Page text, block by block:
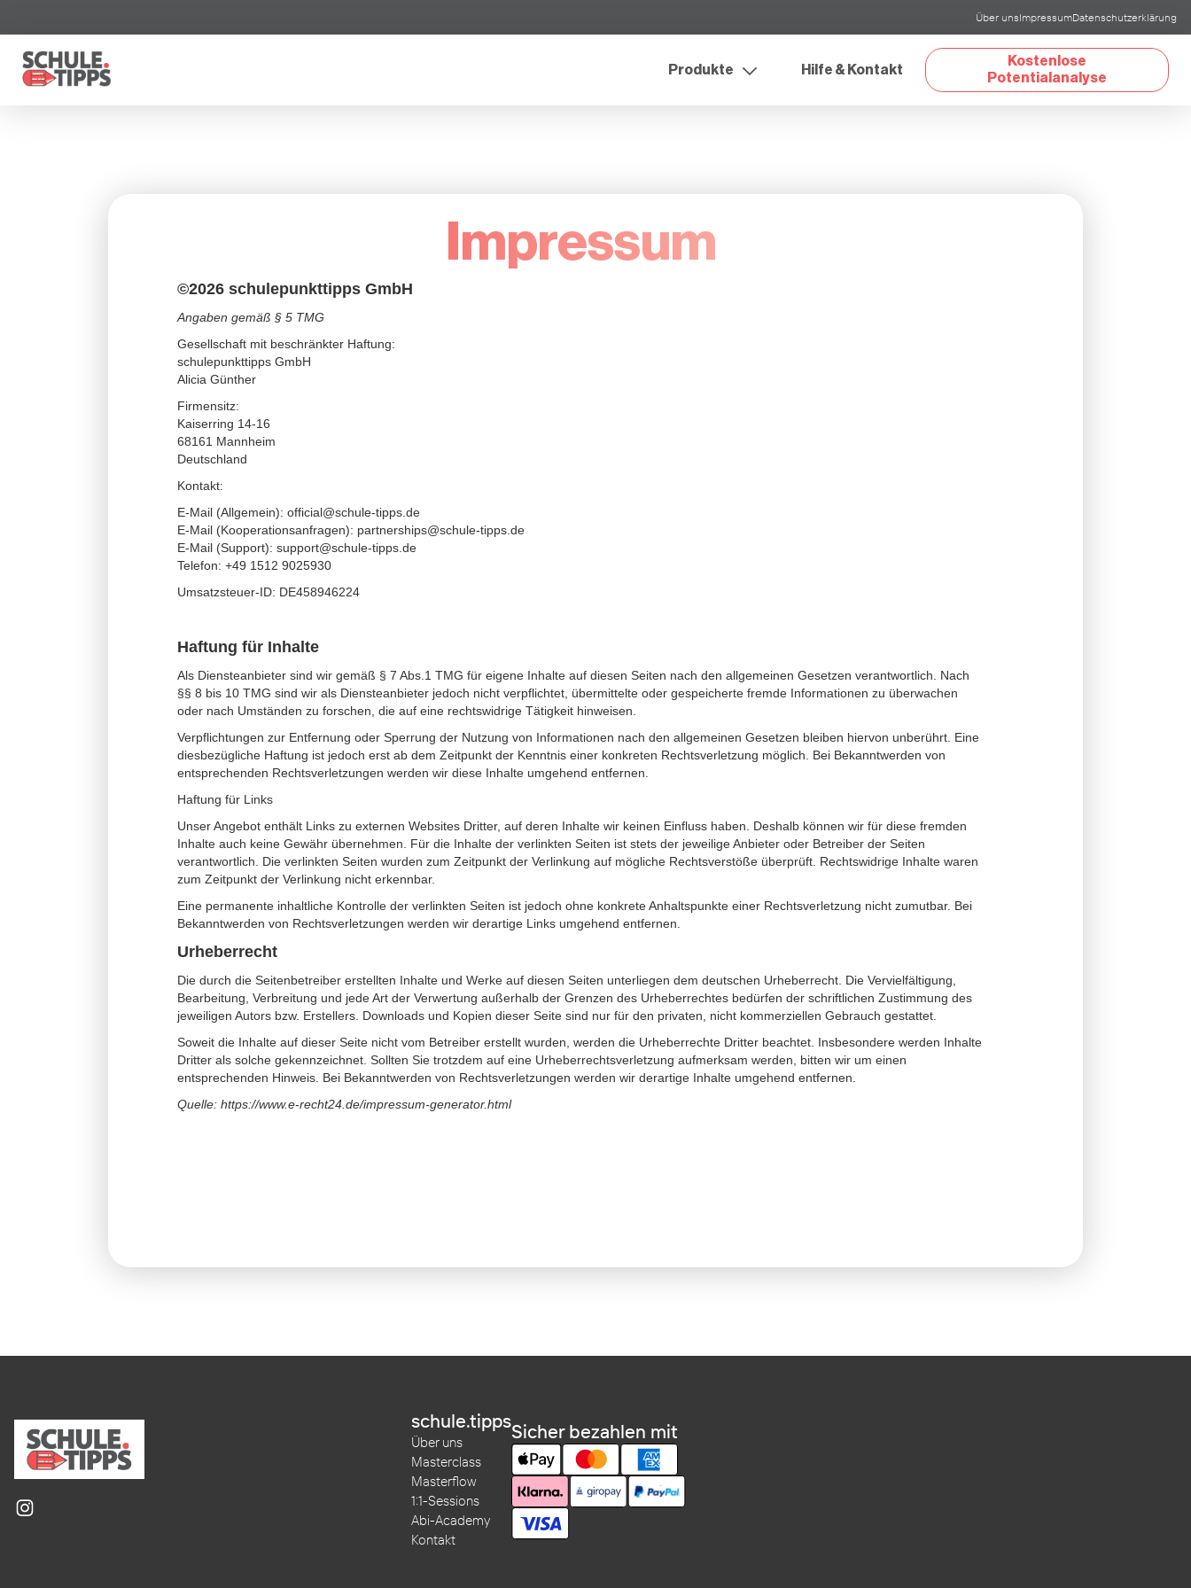
Über unsImpressumDatenschutzerklärung
Produkte Hilfe & Kontakt
Kostenlose
Potentialanalyse
Impressum
©2026 schulepunkttipps GmbH
Angaben gemäß § 5 TMG
Gesellschaft mit beschränkter Haftung:
schulepunkttipps GmbH
Alicia Günther
Firmensitz:
Kaiserring 14-16
68161 Mannheim
Deutschland
Kontakt:
E-Mail (Allgemein): official@schule-tipps.de
E-Mail (Kooperationsanfragen): partnerships@schule-tipps.de
E-Mail (Support): support@schule-tipps.de
Telefon: +49 1512 9025930
Umsatzsteuer-ID: DE458946224
Haftung für Inhalte
Als Diensteanbieter sind wir gemäß § 7 Abs.1 TMG für eigene Inhalte auf diesen Seiten nach den allgemeinen Gesetzen verantwortlich. Nach
§§ 8 bis 10 TMG sind wir als Diensteanbieter jedoch nicht verpflichtet, übermittelte oder gespeicherte fremde Informationen zu überwachen
oder nach Umständen zu forschen, die auf eine rechtswidrige Tätigkeit hinweisen.
Verpflichtungen zur Entfernung oder Sperrung der Nutzung von Informationen nach den allgemeinen Gesetzen bleiben hiervon unberührt. Eine
diesbezügliche Haftung ist jedoch erst ab dem Zeitpunkt der Kenntnis einer konkreten Rechtsverletzung möglich. Bei Bekanntwerden von
entsprechenden Rechtsverletzungen werden wir diese Inhalte umgehend entfernen.
Haftung für Links
Unser Angebot enthält Links zu externen Websites Dritter, auf deren Inhalte wir keinen Einfluss haben. Deshalb können wir für diese fremden
Inhalte auch keine Gewähr übernehmen. Für die Inhalte der verlinkten Seiten ist stets der jeweilige Anbieter oder Betreiber der Seiten
verantwortlich. Die verlinkten Seiten wurden zum Zeitpunkt der Verlinkung auf mögliche Rechtsverstöße überprüft. Rechtswidrige Inhalte waren
zum Zeitpunkt der Verlinkung nicht erkennbar.
Eine permanente inhaltliche Kontrolle der verlinkten Seiten ist jedoch ohne konkrete Anhaltspunkte einer Rechtsverletzung nicht zumutbar. Bei
Bekanntwerden von Rechtsverletzungen werden wir derartige Links umgehend entfernen.
Urheberrecht
Die durch die Seitenbetreiber erstellten Inhalte und Werke auf diesen Seiten unterliegen dem deutschen Urheberrecht. Die Vervielfältigung,
Bearbeitung, Verbreitung und jede Art der Verwertung außerhalb der Grenzen des Urheberrechtes bedürfen der schriftlichen Zustimmung des
jeweiligen Autors bzw. Erstellers. Downloads und Kopien dieser Seite sind nur für den privaten, nicht kommerziellen Gebrauch gestattet.
Soweit die Inhalte auf dieser Seite nicht vom Betreiber erstellt wurden, werden die Urheberrechte Dritter beachtet. Insbesondere werden Inhalte
Dritter als solche gekennzeichnet. Sollten Sie trotzdem auf eine Urheberrechtsverletzung aufmerksam werden, bitten wir um einen
entsprechenden Hinweis. Bei Bekanntwerden von Rechtsverletzungen werden wir derartige Inhalte umgehend entfernen.
Quelle: https://www.e-recht24.de/impressum-generator.html
schule.tipps
Über uns
Masterclass
Masterflow
1:1-Sessions
Abi-Academy
Kontakt
Sicher bezahlen mit